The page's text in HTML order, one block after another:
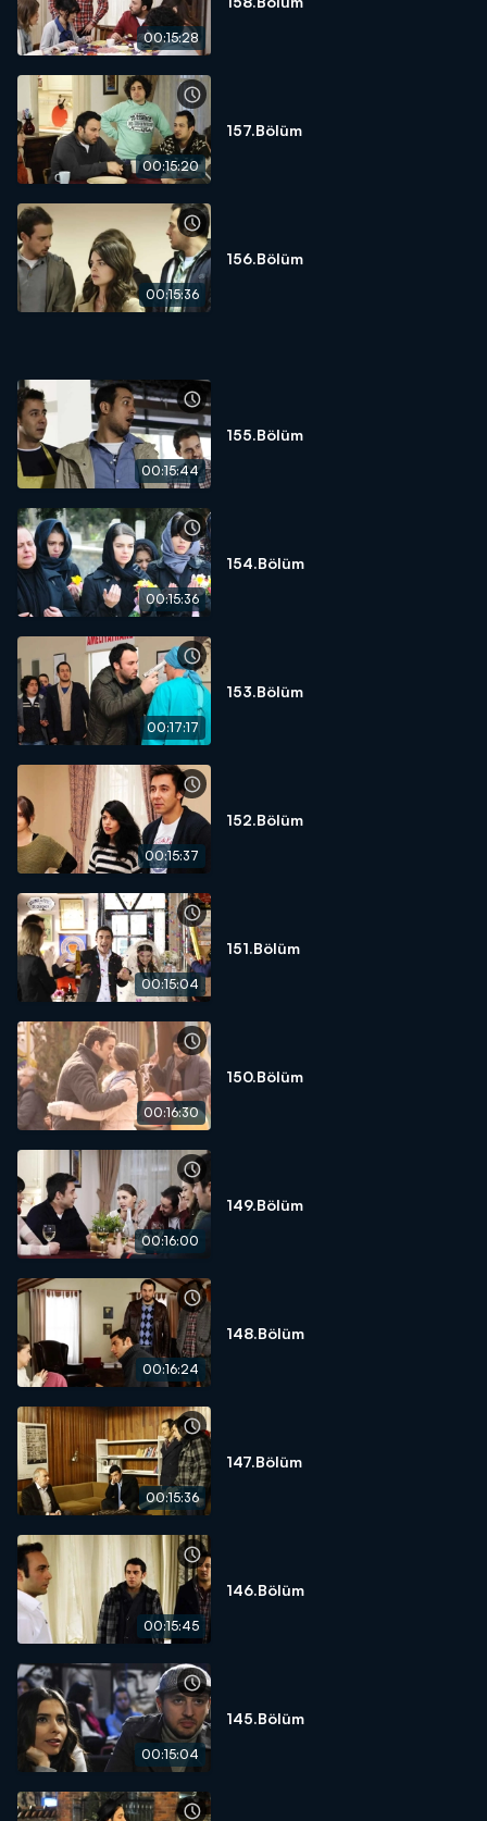
00:15:28
00:15:20
157.Bölüm
00:15:36
156.Bölüm
00:15:44
155.Bölüm
00:15:36
154.Bölüm
00:17:17
153.Bölüm
00:15:37
152.Bölüm
00:15:04
151.Bölüm
00:16:30
150.Bölüm
00:16:00
149.Bölüm
00:16:24
148.Bölüm
00:15:36
147.Bölüm
00:15:45
146.Bölüm
00:15:04
145.Bölüm